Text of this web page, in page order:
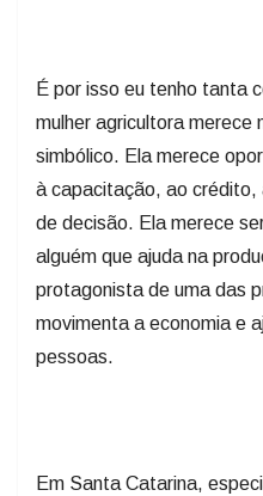
É por isso eu tenho tanta
mulher agricultora merece
simbólico. Ela merece
à capacitação, ao crédito,
de decisão. Ela merece
alguém que ajuda na
protagonista de uma das
movimenta a economia e
pessoas.
Em Santa Catarina,